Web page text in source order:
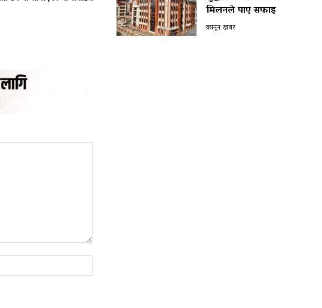
मिलनले पाए सफाइ
कानून खबर